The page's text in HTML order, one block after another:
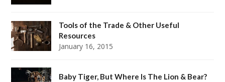
Tools of the Trade & Other Useful
Resources
January 16, 2015
Baby Tiger, But Where Is The Lion & Bear?